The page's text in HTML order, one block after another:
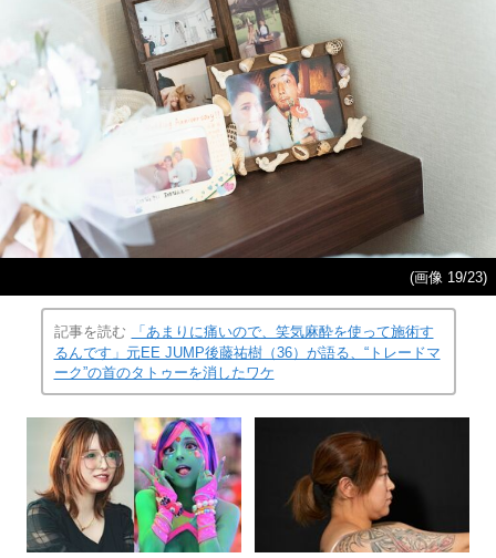
(画像 19/23)
記事を読む
「あまりに痛いので、笑気麻酔を使って施術す
るんです」元EE JUMP後藤祐樹（36）が語る、“トレードマ
ーク”の首のタトゥーを消したワケ